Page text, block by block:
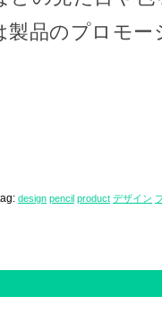
製品のプロモ
design pencil product デザイン